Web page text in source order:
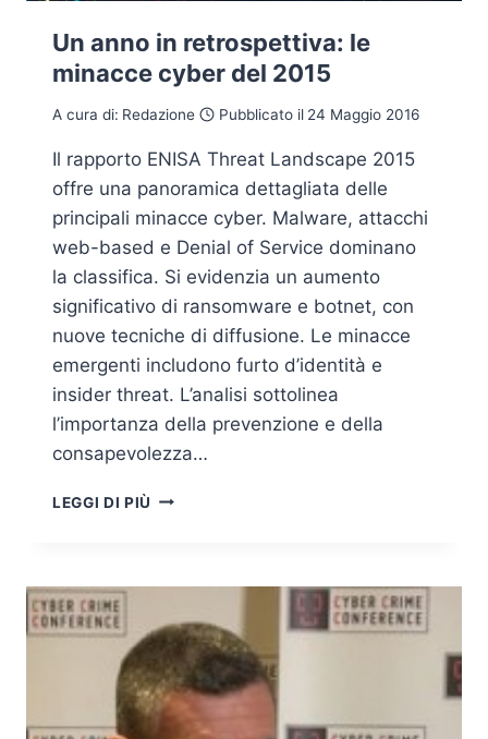
Un anno in retrospettiva: le
minacce cyber del 2015
A cura di: Redazione Pubblicato il 24 Maggio 2016
Il rapporto ENISA Threat Landscape 2015
offre una panoramica dettagliata delle
principali minacce cyber. Malware, attacchi
web-based e Denial of Service dominano
la classifica. Si evidenzia un aumento
significativo di ransomware e botnet, con
nuove tecniche di diffusione. Le minacce
emergenti includono furto d’identità e
insider threat. L’analisi sottolinea
l’importanza della prevenzione e della
consapevolezza…
LEGGI DI PIÙ UN
LE
CYBER
DEL
2015